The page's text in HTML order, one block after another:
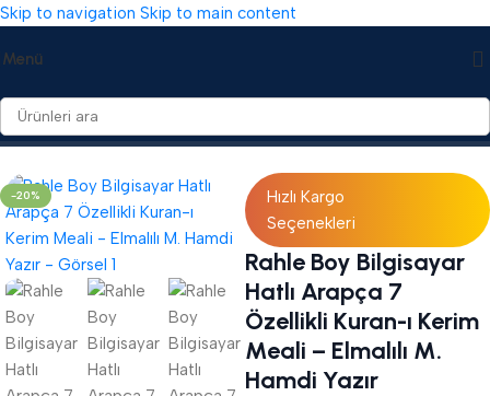
Skip to navigation Skip to main content
Menü
Ana Sayfa/Mealli Kuranı Kerim/7 Özellikli Kuran Mealleri
-20%
Hızlı Kargo
Seçenekleri
Rahle Boy Bilgisayar
Hatlı Arapça 7
Özellikli Kuran-ı Kerim
Meali – Elmalılı M.
Hamdi Yazır